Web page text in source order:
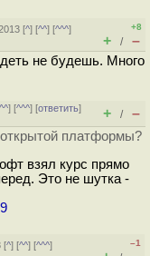
[^] [^^] [^^^]
+8
+ / –
не будешь. Много
^^] [^^^] [ответить]
+ / –
платформы?
взял курс прямо
Это не шутка -
[^] [^^] [^^^]
–1